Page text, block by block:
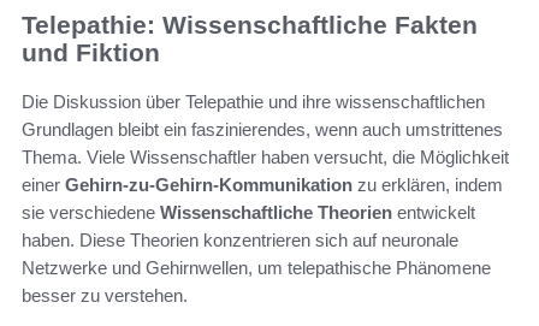
Telepathie: Wissenschaftliche Fakten
und Fiktion
Die Diskussion über Telepathie und ihre wissenschaftlichen
Grundlagen bleibt ein faszinierendes, wenn auch umstrittenes
Thema. Viele Wissenschaftler haben versucht, die Möglichkeit
einer Gehirn-zu-Gehirn-Kommunikation zu erklären, indem
sie verschiedene Wissenschaftliche Theorien entwickelt
haben. Diese Theorien konzentrieren sich auf neuronale
Netzwerke und Gehirnwellen, um telepathische Phänomene
besser zu verstehen.